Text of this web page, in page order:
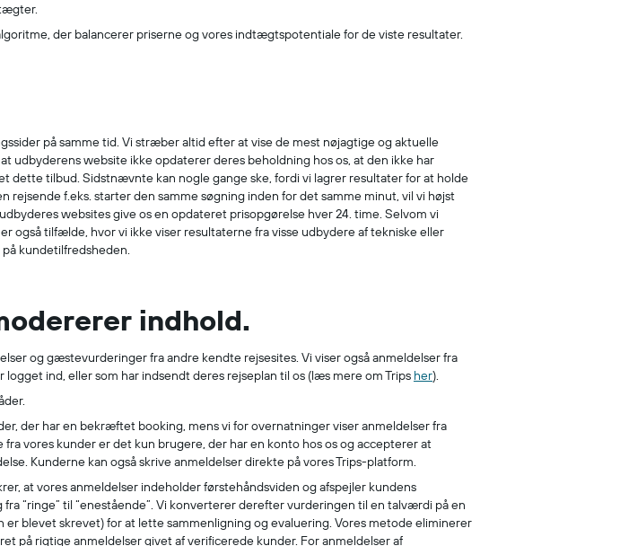
der balancerer priserne og vores indtægtspotentiale for de viste resultater.
på samme tid. Vi stræber altid efter at vise de mest nøjagtige og aktuelle
udbyderens website ikke opdaterer deres beholdning hos os, at den ikke har
dette tilbud. Sidstnævnte kan nogle gange ske, fordi vi lagrer resultater for at holde
f.eks. starter den samme søgning inden for det samme minut, vil vi højst
websites give os en opdateret prisopgørelse hver 24. time. Selvom vi
også tilfælde, hvor vi ikke viser resultaterne fra visse udbydere af tekniske eller
kundetilfredsheden.
indhold.
og gæstevurderinger fra andre kendte rejsesites. Vi viser også anmeldelser fra
ind, eller som har indsendt deres rejseplan til os (læs mere om Trips her).
der har en bekræftet booking, mens vi for overnatninger viser anmeldelser fra
vores kunder er det kun brugere, der har en konto hos os og accepterer at
Kunderne kan også skrive anmeldelser direkte på vores Trips-platform.
at vores anmeldelser indeholder førstehåndsviden og afspejler kundens
“ringe” til “enestående”. Vi konverterer derefter vurderingen til en talværdi på en
er blevet skrevet) for at lette sammenligning og evaluering. Vores metode eliminerer
på rigtige anmeldelser givet af verificerede kunder. For anmeldelser af